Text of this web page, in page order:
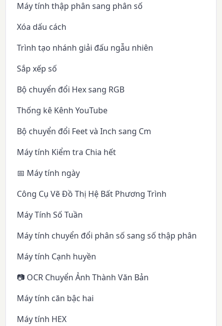
Máy tính thập phân sang phân số
Xóa dấu cách
Trình tạo nhánh giải đấu ngẫu nhiên
Sắp xếp số
Bộ chuyển đổi Hex sang RGB
Thống kê Kênh YouTube
Bộ chuyển đổi Feet và Inch sang Cm
Máy tính Kiểm tra Chia hết
📅 Máy tính ngày
Công Cụ Vẽ Đồ Thị Hệ Bất Phương Trình
Máy Tính Số Tuần
Máy tính chuyển đổi phân số sang số thập phân
Máy tính Cạnh huyền
📷 OCR Chuyển Ảnh Thành Văn Bản
Máy tính căn bậc hai
Máy tính HEX